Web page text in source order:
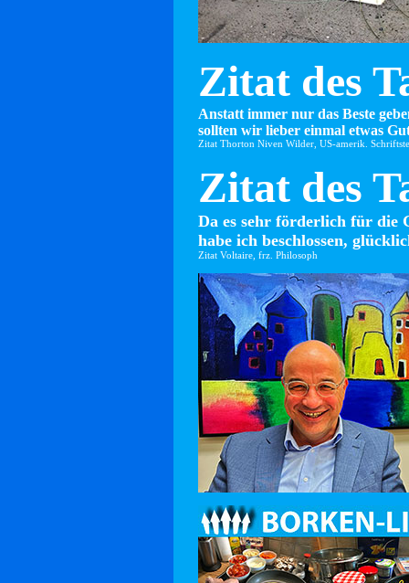
Zitat des
Anstatt immer nur das Beste
sollten wir lieber einmal etwas
Zitat Thorton Niven Wilder, US-amerik.
Zitat des
Da es sehr förderlich für die
habe ich beschlossen,
Zitat Voltaire, frz. Philosoph